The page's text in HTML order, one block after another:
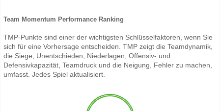
Team Momentum Performance Ranking
TMP-Punkte sind einer der wichtigsten Schlüsselfaktoren, wenn Sie
sich für eine Vorhersage entscheiden. TMP zeigt die Teamdynamik,
die Siege, Unentschieden, Niederlagen, Offensiv- und
Defensivkapazität, Teamdruck und die Neigung, Fehler zu machen,
umfasst. Jedes Spiel aktualisiert.